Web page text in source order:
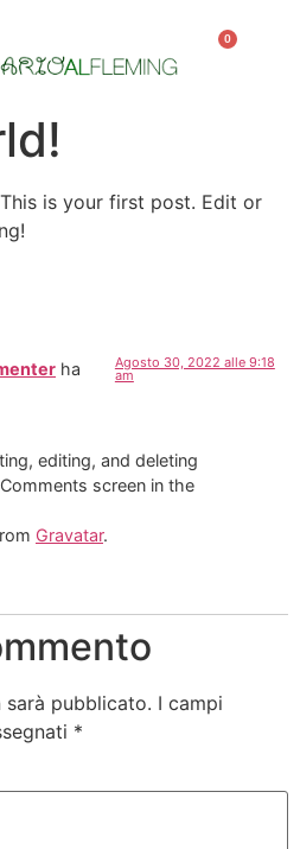
0
is your first post. Edit or
ha
Agosto 30, 2022 alle 9:18
am
editing, and deleting
screen in the
Gravatar.
pubblicato. I campi
*